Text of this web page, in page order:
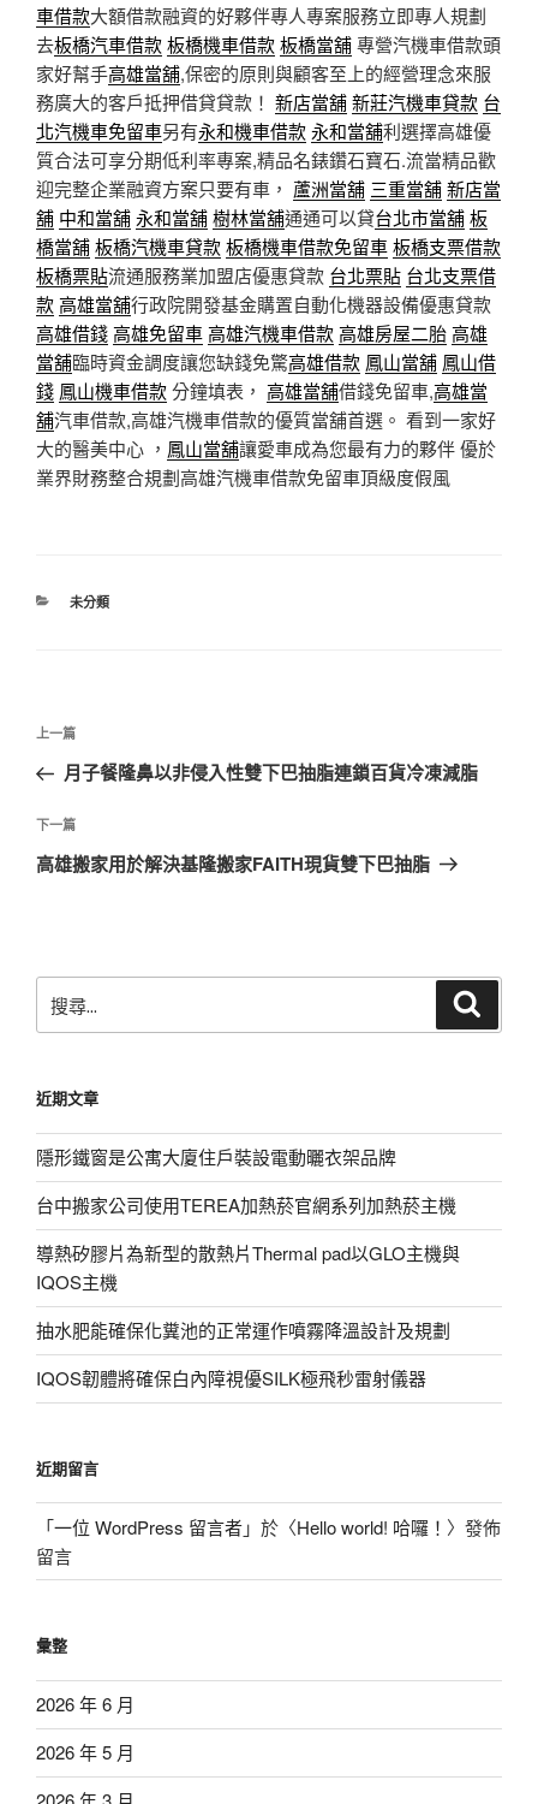
車借款大額借款融資的好夥伴專人專案服務立即專人規劃
去板橋汽車借款板橋機車借款板橋當舖專營汽機車借款頭
家好幫手高雄當舖,保密的原則與顧客至上的經營理念來服
務廣大的客戶抵押借貸貸款！ 新店當舖新莊汽機車貸款 台
北汽機車免留車另有永和機車借款永和當舖利選擇高雄優
質合法可享分期低利率專案,精品名錶鑽石寶石.流當精品歡
迎完整企業融資方案只要有車， 蘆洲當舖 三重當舖新店當
舖 中和當舖永和當舖樹林當舖通通可以貸台北市當舖板
橋當舖板橋汽機車貸款板橋機車借款免留車板橋支票借款
板橋票貼流通服務業加盟店優惠貸款 台北票貼 台北支票借
款高雄當舖行政院開發基金購置自動化機器設備優惠貸款
高雄借錢高雄免留車高雄汽機車借款高雄房屋二胎高雄
當舖臨時資金調度讓您缺錢免驚高雄借款 鳳山當舖 鳳山借
錢 鳳山機車借款分鐘填表， 高雄當舖借錢免留車,高雄當
舖汽車借款,高雄汽機車借款的優質當舖首選。 看到一家好
大的醫美中心 ， 鳳山當舖讓愛車成為您最有力的夥伴 優於
業界財務整合規劃高雄汽機車借款免留車頂級度假風
分
未分類
文
導
覽
上
一
文
章
上一篇
月子餐隆鼻以非侵入性雙下巴抽脂連鎖百貨冷凍減脂
下
一
下一篇
高雄搬家用於解決基隆搬家FAITH現貨雙下巴抽脂
尋
字:
近期文章
隱形鐵窗是公寓大廈住戶裝設電動曬衣架品牌
台中搬家公司使用TEREA加熱菸官網系列加熱菸主機
導熱矽膠片為新型的散熱片Thermal pad以GLO主機與
IQOS主機
抽水肥能確保化糞池的正常運作噴霧降溫設計及規劃
IQOS韌體將確保白內障視優SILK極飛秒雷射儀器
近期留言
「一位 WordPress 留言者」於〈Hello world! 哈囉！ 〉發佈
留言
彙整
2026 年 6 月
2026 年 5 月